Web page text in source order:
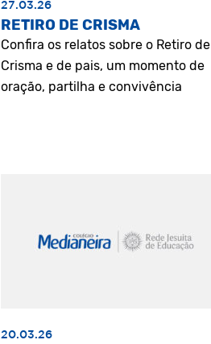
27.03.26
RETIRO DE CRISMA
Confira os relatos sobre o Retiro de
Crisma e de pais, um momento de
oração, partilha e convivência
20.03.26